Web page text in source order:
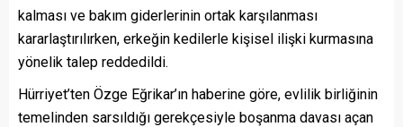
kalması ve bakım giderlerinin ortak karşılanması
kararlaştırılırken, erkeğin kedilerle kişisel ilişki kurmasına
yönelik talep reddedildi.
Hürriyet’ten Özge Eğrikar’ın haberine göre, evlilik birliğinin
temelinden sarsıldığı gerekçesiyle boşanma davası açan